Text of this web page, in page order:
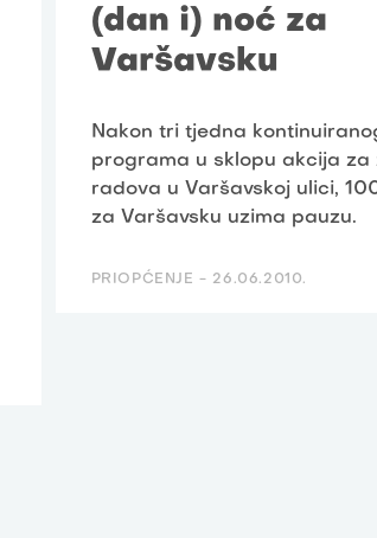
(dan i) noć za
Varšavsku
Nakon tri tjedna
programa u sklopu akcija za
radova u Varšavskoj ulici,
za Varšavsku uzima pauzu.
PRIOPĆENJE - 26.06.2010.